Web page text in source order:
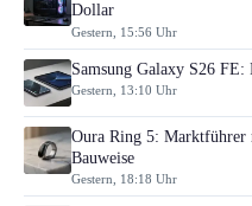
Dollar
Gestern, 15:56 Uhr
Samsung Galaxy S26
Gestern, 13:10 Uhr
Oura Ring 5: Marktführer
Bauweise
Gestern, 18:18 Uhr